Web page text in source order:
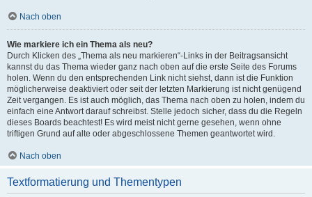
Nach oben
Wie markiere ich ein Thema als neu?
Durch Klicken des „Thema als neu markieren“-Links in der Beitragsansicht
kannst du das Thema wieder ganz nach oben auf die erste Seite des Forums
holen. Wenn du den entsprechenden Link nicht siehst, dann ist die Funktion
möglicherweise deaktiviert oder seit der letzten Markierung ist nicht genügend
Zeit vergangen. Es ist auch möglich, das Thema nach oben zu holen, indem du
einfach eine Antwort darauf schreibst. Stelle jedoch sicher, dass du die Regeln
dieses Boards beachtest! Es wird meist nicht gerne gesehen, wenn ohne
triftigen Grund auf alte oder abgeschlossene Themen geantwortet wird.
Nach oben
Textformatierung und Thementypen